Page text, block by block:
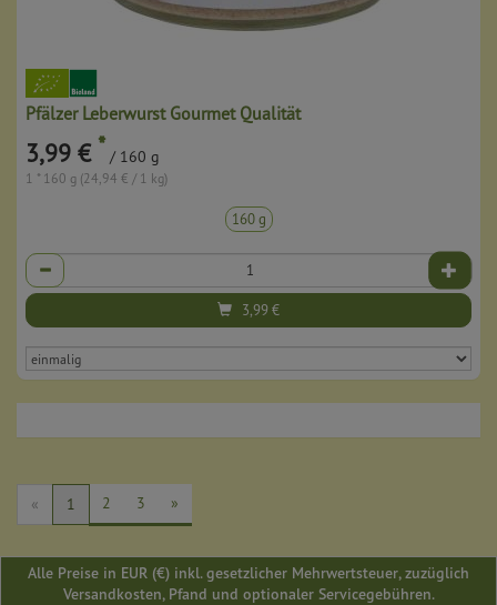
Pfälzer Leberwurst Gourmet Qualität
3,99 € * / 160 g
1 * 160 g (24,94 € / 1 kg)
160 g
Anzahl
3,99€
« 1 2 3 »
Alle Preise in EUR (€) inkl. gesetzlicher Mehrwertsteuer, zuzüglich
Versandkosten, Pfand und optionaler Servicegebühren.